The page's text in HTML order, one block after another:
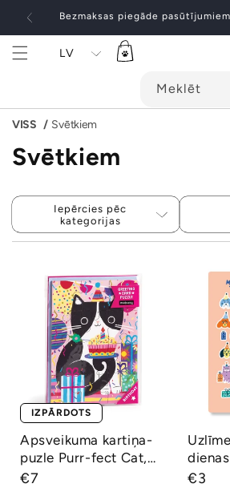
uz
saturu
Bezmaksas piegāde
Meklēt
LV Ratiņi
VISS Svētkiem
Svētkiem
Iepērcies pēc
kategorijas
Apsveikuma
kartiņa-puzle Purr-
fect Cat, 12 gab.
IZPĀRDOTS
Ātrs skats
Apsveikuma kartiņa-
puzle Purr-fect Cat,
12 gab.
Parastā
€7
Parastā
€3